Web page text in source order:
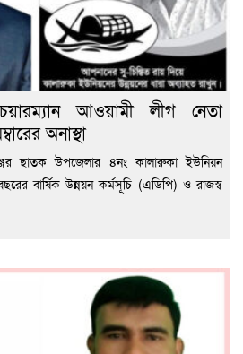
আওয়ামী লীগ নেতা
অনাস্থা
ছাতক উপজেলার ৪নং কালারুকা ইউনিয়ন
বার্ষিক উন্নয়ন কর্মসূচি (এডিপি) ও রাজস্ব